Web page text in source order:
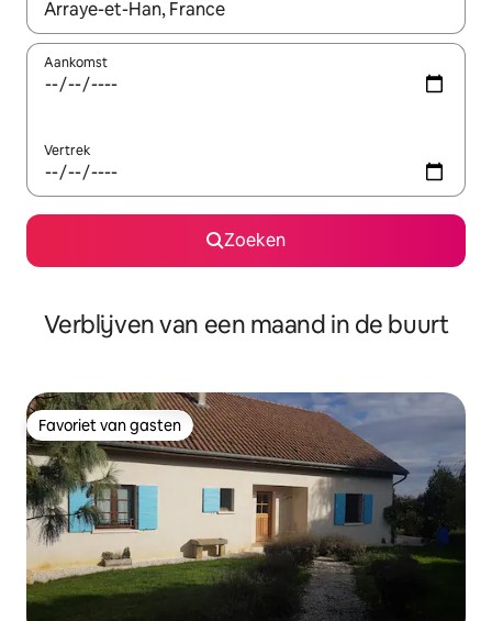
Wanneer er suggesties beschikbaar zijn, maak je een keuze
Aankomst
Vertrek
Zoeken
Verblijven van een maand in de buurt
Favoriet van gasten
Favoriet van gasten